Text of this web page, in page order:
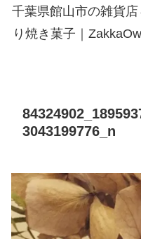
千葉県館山市の雑貨
り焼き菓子｜
3043199776_n